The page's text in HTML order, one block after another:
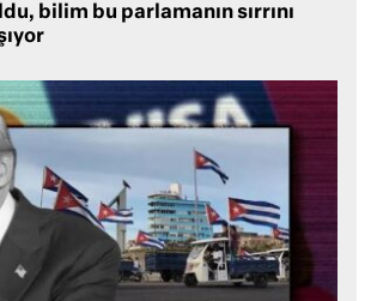
bilim bu parlamanın sırrını